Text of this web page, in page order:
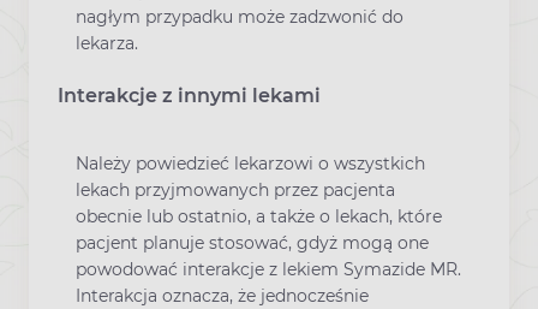
nagłym przypadku może zadzwonić do
lekarza.
Interakcje z innymi lekami
Należy powiedzieć lekarzowi o wszystkich
lekach przyjmowanych przez pacjenta
obecnie lub ostatnio, a także o lekach, które
pacjent planuje stosować, gdyż mogą one
powodować interakcje z lekiem Symazide MR.
Interakcja oznacza, że jednocześnie